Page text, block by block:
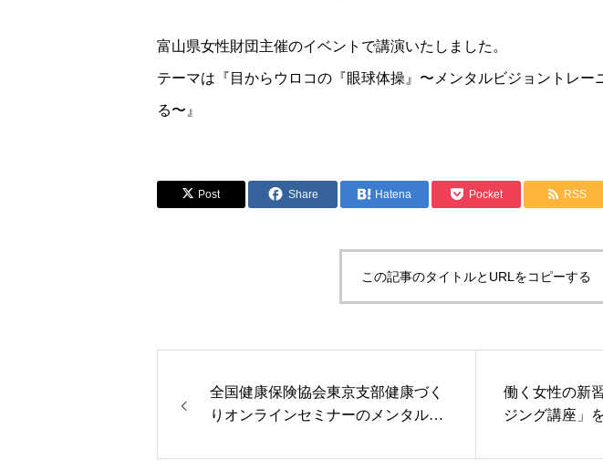
富山県女性財団主催のイベントで講演いたしました。
テーマは『目からウロコの『眼球体操』〜メンタルビジョントレー
る〜』
Post Share Hatena Pocket RSS
この記事のタイトルとURLをコピーする
全国健康保険協会東京支部健康づく
りオンラインセミナーのメンタルヘ
くことになりました
働く女性の新
ジング講座」